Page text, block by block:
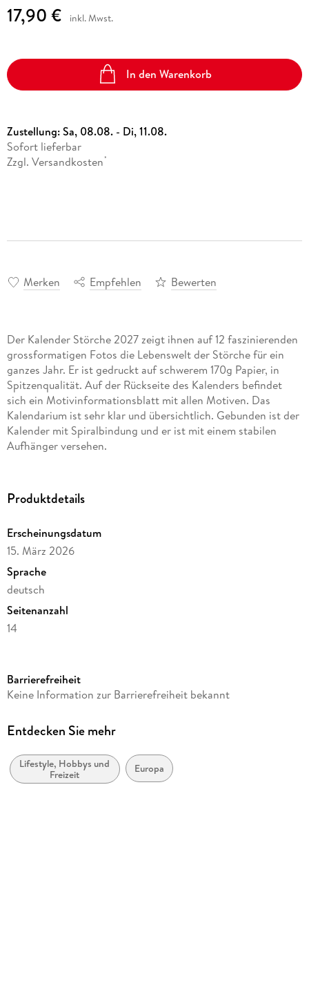
17,90 € inkl. Mwst.
In den Warenkorb
Zustellung:Sa, 08.08. - Di, 11.08.
Sofort lieferbar
Zzgl. Versandkosten *
Merken Empfehlen Bewerten
Der Kalender Störche 2027 zeigt ihnen auf 12 faszinierenden
grossformatigen Fotos die Lebenswelt der Störche für ein
ganzes Jahr. Er ist gedruckt auf schwerem 170g Papier, in
Spitzenqualität. Auf der Rückseite des Kalenders befindet
sich ein Motivinformationsblatt mit allen Motiven. Das
Kalendarium ist sehr klar und übersichtlich. Gebunden ist der
Kalender mit Spiralbindung und er ist mit einem stabilen
Aufhänger versehen.
Produktdetails
Erscheinungsdatum
15. März 2026
Sprache
deutsch
Seitenanzahl
14
Produktart
Gewicht
Größe (L/B/H)
349/251/15 mm
Barrierefreiheit
Keine Information zur Barrierefreiheit bekannt
Entdecken Sie mehr
Lifestyle, Hobbys und
Freizeit
Europa